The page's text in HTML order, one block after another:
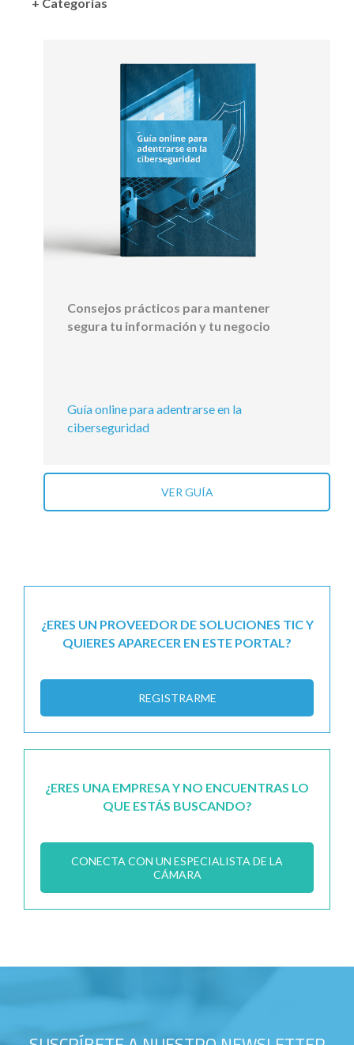
Consejos prácticos para mantener
segura tu información y tu negocio
Guía online para adentrarse en la
ciberseguridad
VER GUÍA
¿ERES UN PROVEEDOR DE SOLUCIONES TIC Y
QUIERES APARECER EN ESTE PORTAL?
REGISTRARME
¿ERES UNA EMPRESA Y NO ENCUENTRAS LO
QUE ESTÁS BUSCANDO?
CONECTA CON UN ESPECIALISTA DE LA
CÁMARA